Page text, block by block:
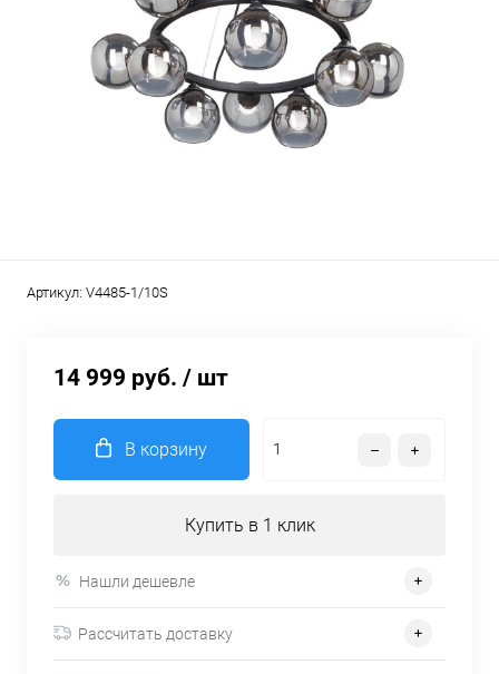
Артикул: V4485-1/10S
14 999 руб. / шт
В корзину
Купить в 1 клик
Нашли дешевле
Рассчитать доставку